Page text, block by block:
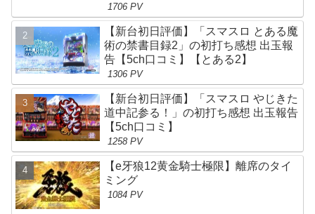
1706 PV
【新台初日評価】「スマスロ とある魔
術の禁書目録2」の初打ち感想 出玉報
告【5ch口コミ】【とある2】
1306 PV
【新台初日評価】「スマスロ やじきた
道中記参る！」の初打ち感想 出玉報告
【5ch口コミ】
1258 PV
【e牙狼12黄金騎士極限】離席のタイ
ミング
1084 PV